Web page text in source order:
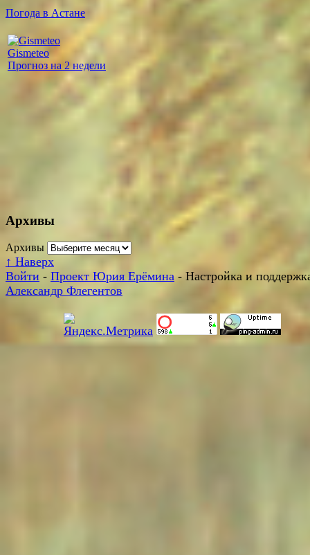
Погода в Астане
Gismeteo
Прогноз на 2 недели
Архивы
Архивы
↑ Наверх
Войти - Проект Юрия Ерёмина - Настройка и
Александр Флегентов